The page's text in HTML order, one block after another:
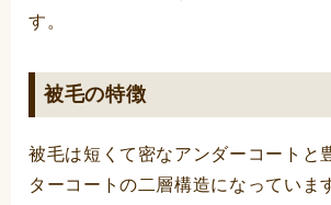
す。
被毛の特徴
被毛は短くて密なアンダーコートと
ターコートの二層構造になっていま